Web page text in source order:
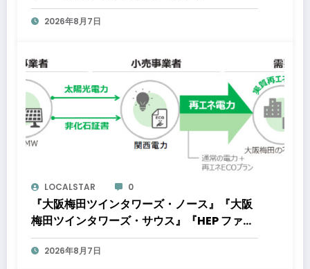
2026年8月7日
LOCALSTAR 0
『大阪梅田ツインタワーズ・ノース』『大阪
梅田ツインタワーズ・サウス』『HEP ファイ
ブ』において8月下旬から「オフサイト型コ
ーポレートPPA」による再生可能エネルギー
2026年8月7日